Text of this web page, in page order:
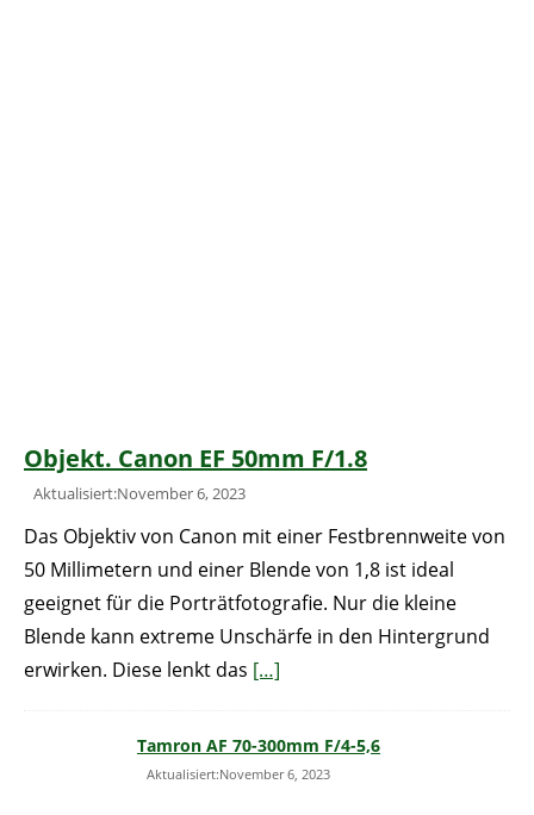
Objekt. Canon EF 50mm F/1.8
Aktualisiert:November 6, 2023
Das Objektiv von Canon mit einer Festbrennweite von
50 Millimetern und einer Blende von 1,8 ist ideal
geeignet für die Porträtfotografie. Nur die kleine
Blende kann extreme Unschärfe in den Hintergrund
erwirken. Diese lenkt das […]
Tamron AF 70-300mm F/4-5,6
Aktualisiert:November 6, 2023